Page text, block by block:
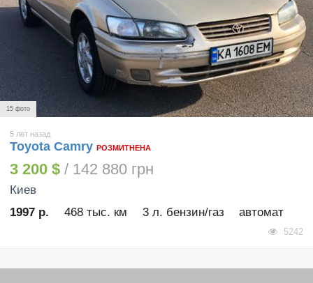
15 фото
5 лет назад
Toyota Camry РОЗМИТНЕНА
3 200 $ / 142 880 грн
Киев
1997 р.
468 тыс. км 3 л. бензин/газ автомат
5242